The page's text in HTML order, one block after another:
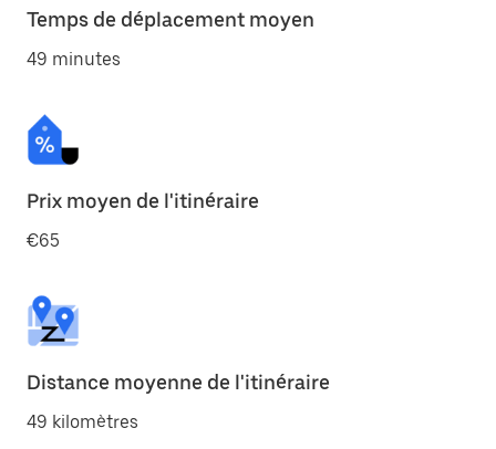
Temps de déplacement moyen
49 minutes
Prix moyen de l'itinéraire
€65
Distance moyenne de l'itinéraire
49 kilomètres